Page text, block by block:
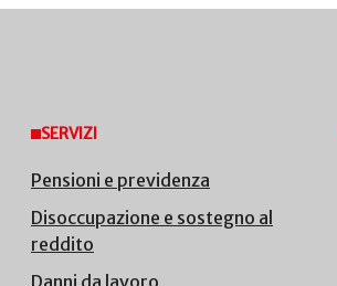
SERVIZI
Pensioni e previdenza
Disoccupazione e sostegno al
reddito